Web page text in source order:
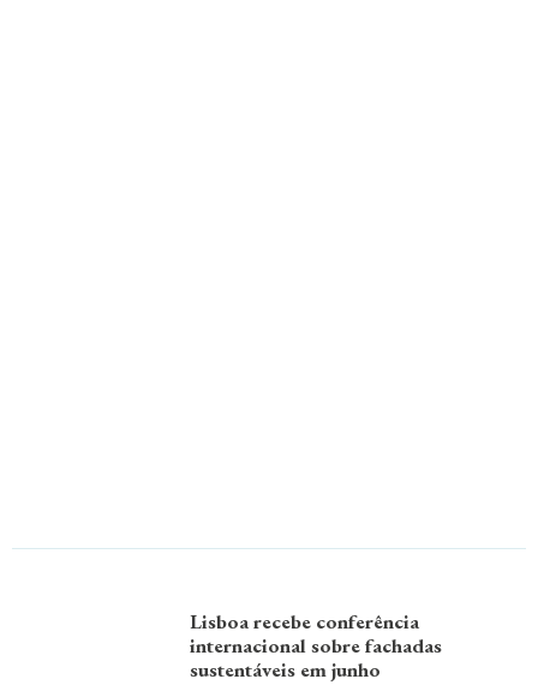
Lisboa recebe conferência
internacional sobre fachadas
sustentáveis em junho